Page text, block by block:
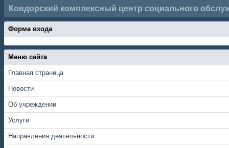
Ковдорский комплексный центр социального
Форма входа
Меню сайта
Главная страница
Новости
Об учреждении
Услуги
Направления деятельности